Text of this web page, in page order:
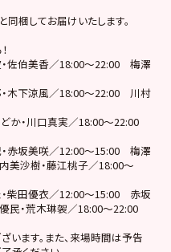
梱してお届けいたします。
佐伯美香／18:00～22:00 梅澤
木下涼風／18:00～22:00 川村
か・川口真実／18:00～22:00
赤坂美咲／12:00～15:00 梅澤
美沙樹・藤江桃子／18:00～
柴田優衣／12:00～15:00 赤坂
民・荒木琳袈／18:00～22:00
ます。また、来場時間は予告